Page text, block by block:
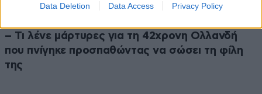
Data Deletion Data Access Privacy Policy
06·08·2026 21:47
– Τι λένε μάρτυρες για τη 42χρονη Ολλανδή
που πνίγηκε προσπαθώντας να σώσει τη φίλη
της